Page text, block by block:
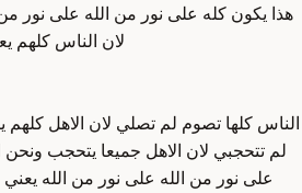
هذا يكون كله على نور من الله على نور
لان الناس كلهم
الناس كلها تصوم لم تصلي لان الاهل
لم تتحجبي لان الاهل جميعا يتحجب
على نور من الله على نور من الله يعني